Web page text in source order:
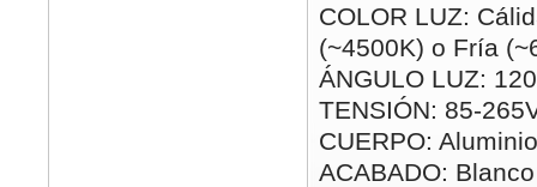
COLOR LUZ:
(~4500K) o Fría
ÁNGULO LUZ:
TENSIÓN: 85-
CUERPO: Aluminio
ACABADO: Blanco